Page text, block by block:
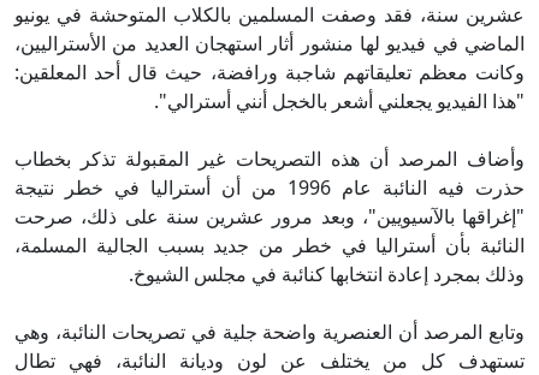
عشرين سنة، فقد وصفت المسلمين بالكلاب المتوحشة في يونيو
الماضي في فيديو لها منشور أثار استهجان العديد من الأستراليين،
وكانت معظم تعليقاتهم شاجبة ورافضة، حيث قال أحد المعلقين:
"هذا الفيديو يجعلني أشعر بالخجل أنني أسترالي".
وأضاف المرصد أن هذه التصريحات غير المقبولة تذكر بخطاب
حذرت فيه النائبة عام 1996 من أن أستراليا في خطر نتيجة
"إغراقها بالآسيويين"، وبعد مرور عشرين سنة على ذلك، صرحت
النائبة بأن أستراليا في خطر من جديد بسبب الجالية المسلمة،
وذلك بمجرد إعادة انتخابها كنائبة في مجلس الشيوخ.
وتابع المرصد أن العنصرية واضحة جلية في تصريحات النائبة، وهي
تستهدف كل من يختلف عن لون وديانة النائبة، فهي تطال